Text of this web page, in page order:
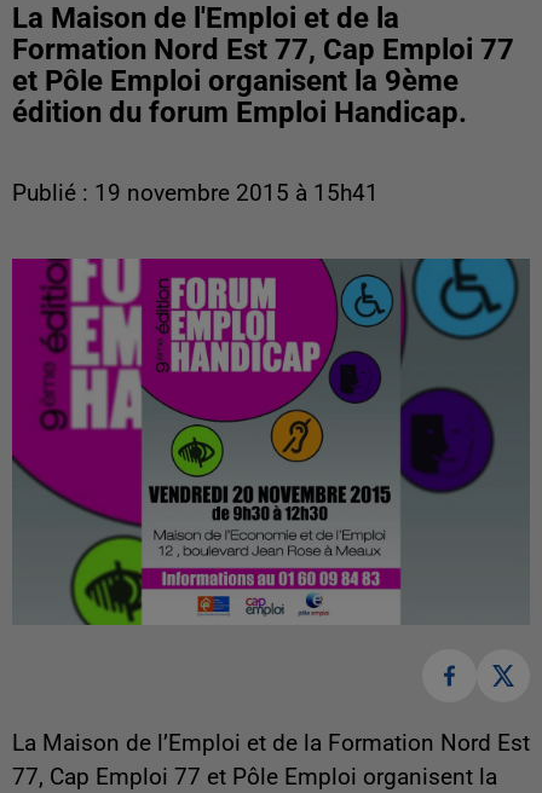
La Maison de l'Emploi et de la
Formation Nord Est 77, Cap Emploi 77
et Pôle Emploi organisent la 9ème
édition du forum Emploi Handicap.
Publié : 19 novembre 2015 à 15h41
La Maison de l’Emploi et de la Formation Nord Est
77, Cap Emploi 77 et Pôle Emploi organisent la